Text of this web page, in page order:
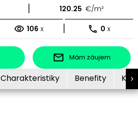
| 120.25 €/m²
106 x | 0 x
Mám záujem
Charakteristiky Benefity